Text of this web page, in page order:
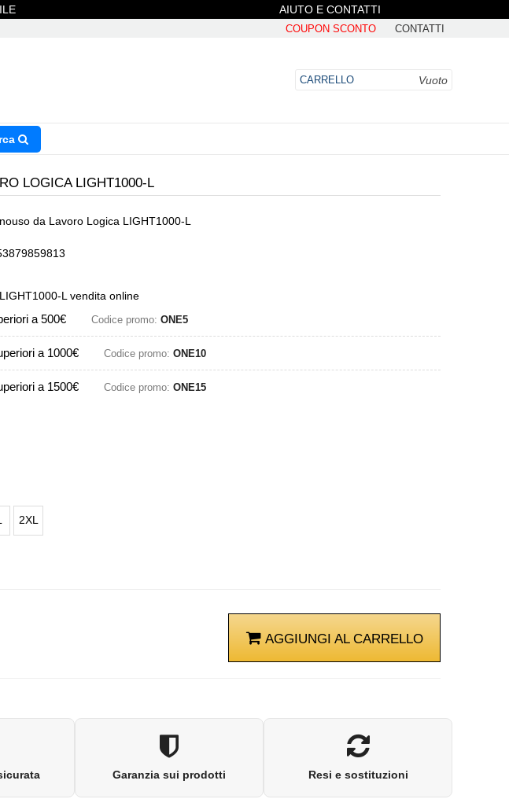
AIUTO E CONTATTI
COUPON SCONTO CONTATTI
CARRELLO Vuoto
LOGICA LIGHT1000-L
da Lavoro Logica LIGHT1000-L
L vendita online
a 500€ Codice promo: ONE5
a 1000€ Codice promo: ONE10
a 1500€ Codice promo: ONE15
2XL
AGGIUNGI AL CARRELLO
Garanzia sui prodotti Resi e sostituzioni